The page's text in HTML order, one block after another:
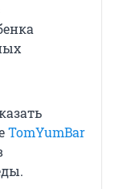
TomYumBar